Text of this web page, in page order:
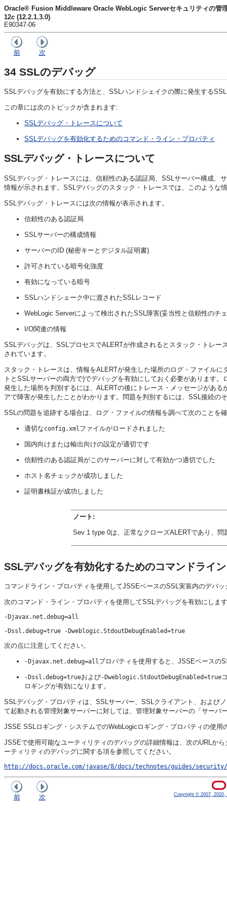
Oracle® Fusion Middleware Oracle WebLogic Serverセキュリティの管
12c (12.2.1.3.0)
E90347-06
前 次
34 SSLのデバッグ
SSLデバッグを有効にする方法と、SSLハンドシェイクの際に発生する
この章には次のトピックが含まれます:
SSLデバッグ・トレースについて
SSLデバッグを有効化するためのコマンド・ライン・プロパティ
SSLデバッグ・トレースについて
SSLデバッグ・トレースには、信頼性のある認証局、SSLサーバー構成、
情報が示されます。SSLデバッグのスタック・トレースでは、このような
SSLデバッグ・トレースには次の情報が表示されます。
信頼性のある認証局
SSLサーバーの構成情報
サーバーのID (秘密キーとデジタル証明書)
許可されている暗号化強度
有効になっている暗号
SSLハンドシェーク中に渡されたSSLレコード
WebLogic Serverによって検出されたSSL障害(妥当性と信頼性のチ
I/O関連の情報
SSLデバッグは、SSLプロセスでALERTが作成されるとスタック・トレ
されています。
スタック・トレースは、情報をALERTが発生した場所のログ・ファイル
トとSSLサーバーの両方で)でデバッグを有効にしておく必要があります
発生した場所を判別するには、ALERTの後にトレース・メッセージがあ
アで障害が発生したことがわかります。問題を判別するには、SSL接続の
SSLの問題を追跡する場合は、ログ・ファイルの情報を調べて次のことを
適切なconfig.xml ファイルがロードされました
国内向けまたは輸出向けの設定が適切です
信頼性のある認証局がこのサーバーに対して有効かつ適切でした
ホスト名チェックが成功しました
証明書検証が成功しました
ノート:
Sev 1 type 0は、正常なクローズALERTであり、問
SSLデバッグを有効化するためのコマンドライ
コマンドライン・プロパティを使用してJSSEベースのSSL実装内のデバ
次のコマンド・ライン・プロパティを使用してSSLデバッグを有効にしま
-Djavax.net.debug=all
次の点に注意してください。
-Djavax.net.debug=allプロパティを使用すると、JSSEベースの
-Dssl.debug=trueおよび-Dweblogic.StdoutDebugEnabled=true
ロギングが有効になります。
SSLデバッグ・プロパティは、SSLサーバー、SSLクライアント、および
て起動される管理対象サーバーに対しては、管理対象サーバーの「サー
JSSE SSLロギング・システムでのWebLogicロギング・プロパティの使用
JSSEで使用可能なユーティリティのデバッグの詳細情報は、次のURLか
ーティリティのデバッグに関する項を参照してください。
http://docs.oracle.com/javase/8/docs/technotes/guides/security/
前 次 Copyright © 2007,